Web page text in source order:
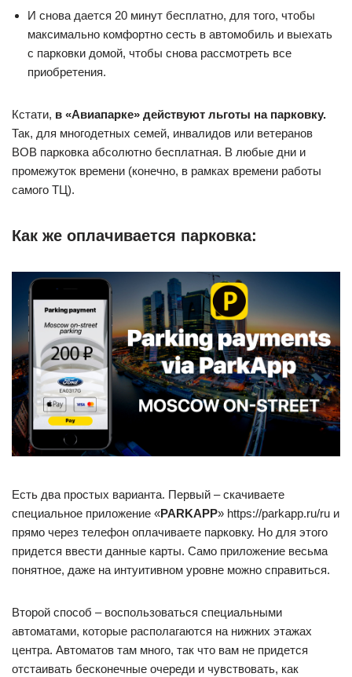
И снова дается 20 минут бесплатно, для того, чтобы
максимально комфортно сесть в автомобиль и выехать
с парковки домой, чтобы снова рассмотреть все
приобретения.
Кстати, в «Авиапарке» действуют льготы на парковку.
Так, для многодетных семей, инвалидов или ветеранов
ВОВ парковка абсолютно бесплатная. В любые дни и
промежуток времени (конечно, в рамках времени работы
самого ТЦ).
Как же оплачивается парковка:
Есть два простых варианта. Первый – скачиваете
специальное приложение «PARKAPP» https://parkapp.ru/ru и
прямо через телефон оплачиваете парковку. Но для этого
придется ввести данные карты. Само приложение весьма
понятное, даже на интуитивном уровне можно справиться.
Второй способ – воспользоваться специальными
автоматами, которые располагаются на нижних этажах
центра. Автоматов там много, так что вам не придется
отстаивать бесконечные очереди и чувствовать, как